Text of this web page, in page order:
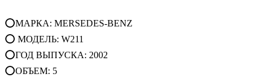
⭕МАРКА: MERSEDES-BENZ
⭕ МОДЕЛЬ: W211
⭕ГОД ВЫПУСКА: 2002
⭕ОБЪЕМ: 5